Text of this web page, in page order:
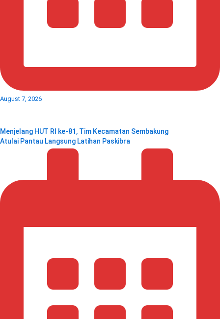
August 7, 2026
Menjelang HUT RI ke‑81, Tim Kecamatan Sembakung
Atulai Pantau Langsung Latihan Paskibra